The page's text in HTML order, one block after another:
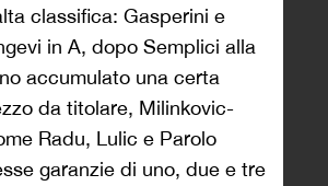
classifica: Gasperini e
in A, dopo Semplici alla
accumulato una certa
da titolare, Milinkovic-
Radu, Lulic e Parolo
garanzie di uno, due e tre